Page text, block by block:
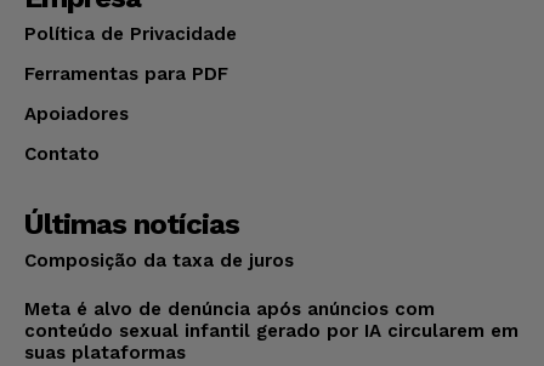
Política de Privacidade
Ferramentas para PDF
Apoiadores
Contato
Últimas notícias
Composição da taxa de juros
Meta é alvo de denúncia após anúncios com
conteúdo sexual infantil gerado por IA circularem em
suas plataformas